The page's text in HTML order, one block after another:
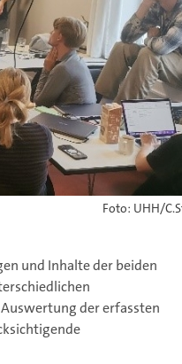
Foto: UHH/
und Inhalte der beiden
der erfassten